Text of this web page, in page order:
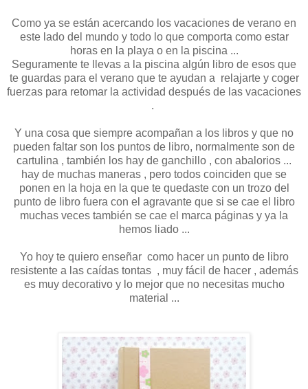
Como ya se están acercando los vacaciones de verano en
este lado del mundo y todo lo que comporta como estar
horas en la playa o en la piscina ...
Seguramente te llevas a la piscina algún libro de esos que
te guardas para el verano que te ayudan a relajarte y coger
fuerzas para retomar la actividad después de las vacaciones
.
Y una cosa que siempre acompañan a los libros y que no
pueden faltar son los puntos de libro, normalmente son de
cartulina , también los hay de ganchillo , con abalorios ...
hay de muchas maneras , pero todos coinciden que se
ponen en la hoja en la que te quedaste con un trozo del
punto de libro fuera con el agravante que si se cae el libro
muchas veces también se cae el marca páginas y ya la
hemos liado ...
Yo hoy te quiero enseñar como hacer un punto de libro
resistente a las caídas tontas , muy fácil de hacer , además
es muy decorativo y lo mejor que no necesitas mucho
material ...